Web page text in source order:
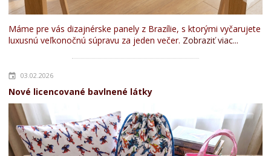
Máme pre vás dizajnérske panely z Brazílie, s ktorými vyčarujete
luxusnú veľkonočnú súpravu za jeden večer. Zobraziť viac...
03.02.2026
Nové licencované bavlnené látky